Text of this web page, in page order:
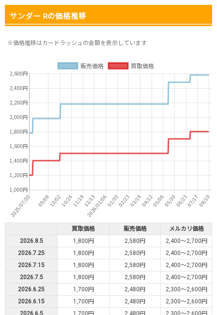
サンダー Rの価格推移
※価格推移はカードラッシュの金額を表示しています
買取価格 販売価格
メルカリ価格
2026.8.5
1,800円 2,580円
2,400～2,700円
2026.7.25
1,800円 2,580円
2,400～2,700円
2026.7.15
1,800円 2,580円
2,400～2,700円
2026.7.5
1,800円 2,580円
2,400～2,700円
2026.6.25
1,700円 2,480円
2,300～2,600円
2026.6.15
1,700円 2,480円
2,300～2,600円